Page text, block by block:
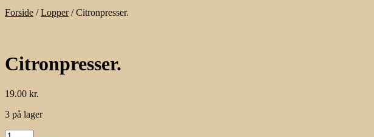
Forside /Lopper/Citronpresser.
Citronpresser.
19.00 kr.
3 på lager
Citronpresser.